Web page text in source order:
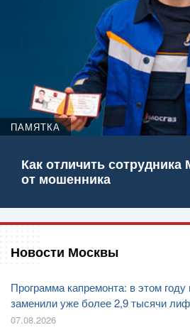
ПАМЯТКА
Как отличить
от мошенника
Новости Москвы
Программа капремонта: в этом
заменили уже более 2,9 тысячи
07.08.2026